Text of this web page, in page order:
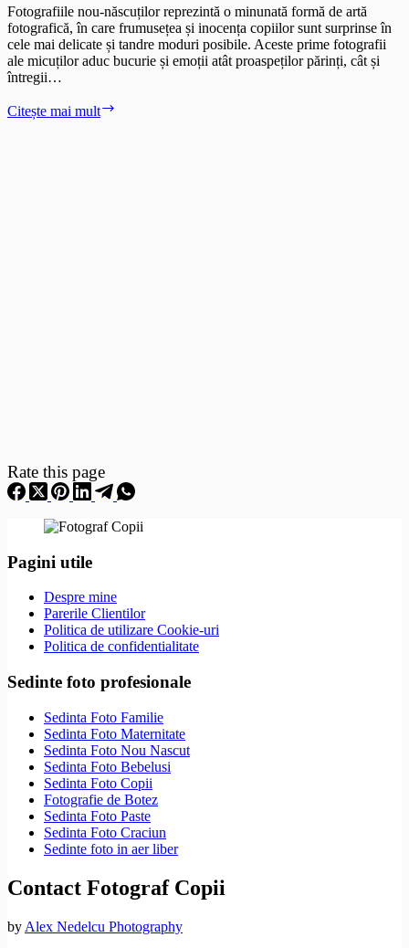
Fotografiile nou-născuților reprezintă o minunată formă de artă
fotografică, în care frumusețea și inocența copiilor sunt surprinse în
cele mai delicate și tandre moduri posibile. Aceste prime fotografii
ale micuților aduc bucurie și emoții atât proaspeților părinți, cât și
întregii…
Citește mai mult
Rate this page
Pagini utile
Despre mine
Parerile Clientilor
Politica de utilizare Cookie-uri
Politica de confidentialitate
Sedinte foto profesionale
Sedinta Foto Familie
Sedinta Foto Maternitate
Sedinta Foto Nou Nascut
Sedinta Foto Bebelusi
Sedinta Foto Copii
Fotografie de Botez
Sedinta Foto Paste
Sedinta Foto Craciun
Sedinte foto in aer liber
Contact Fotograf Copii
by Alex Nedelcu Photography